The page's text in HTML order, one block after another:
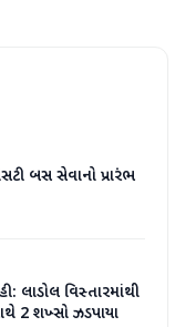
બસ સેવાનો પ્રારંભ
લાડોલ વિસ્તારમાંથી
2 શખ્સો ઝડપાયા